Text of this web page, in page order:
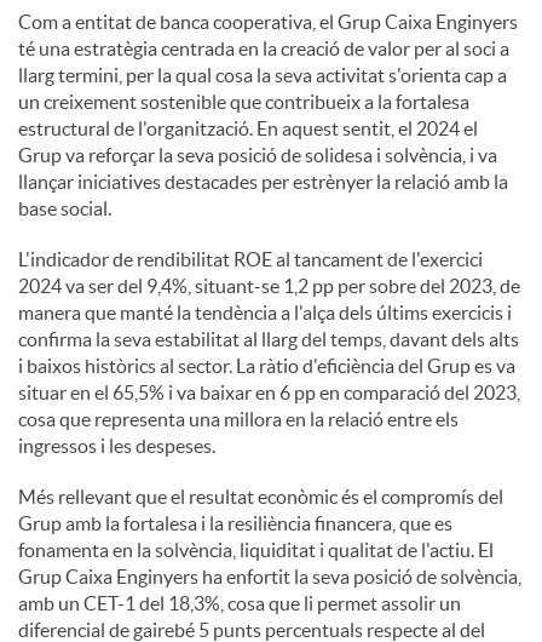
Com a entitat de banca cooperativa, el Grup Caixa Enginyers
té una estratègia centrada en la creació de valor per al soci a
llarg termini, per la qual cosa la seva activitat s'orienta cap a
un creixement sostenible que contribueix a la fortalesa
estructural de l'organització. En aquest sentit, el 2024 el
Grup va reforçar la seva posició de solidesa i solvència, i va
llançar iniciatives destacades per estrènyer la relació amb la
base social.
L'indicador de rendibilitat ROE al tancament de l'exercici
2024 va ser del 9,4%, situant-se 1,2 pp per sobre del 2023, de
manera que manté la tendència a l'alça dels últims exercicis i
confirma la seva estabilitat al llarg del temps, davant dels alts
i baixos històrics al sector. La ràtio d'eficiència del Grup es va
situar en el 65,5% i va baixar en 6 pp en comparació del 2023,
cosa que representa una millora en la relació entre els
ingressos i les despeses.
Més rellevant que el resultat econòmic és el compromís del
Grup amb la fortalesa i la resiliència financera, que es
fonamenta en la solvència, liquiditat i qualitat de l'actiu. El
Grup Caixa Enginyers ha enfortit la seva posició de solvència,
amb un CET-1 del 18,3%, cosa que li permet assolir un
diferencial de gairebé 5 punts percentuals respecte al del